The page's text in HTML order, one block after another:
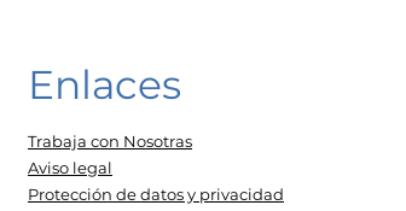
Enlaces
Trabaja con Nosotras
Aviso legal
Protección de datos y privacidad